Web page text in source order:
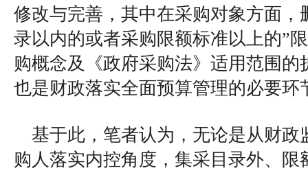
修改与完善，其中在采购对象方面，
录以内的或者采购限额标准以上的”
购概念及《政府采购法》适用范围的
也是财政落实全面预算管理的必要环
基于此，笔者认为，无论是从财政
购人落实内控角度，集采目录外、限